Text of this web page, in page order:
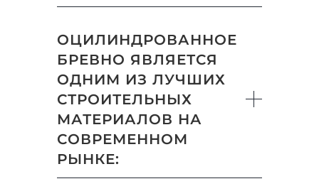
ОЦИЛИНДРОВАННОЕ
БРЕВНО ЯВЛЯЕТСЯ
ОДНИМ ИЗ ЛУЧШИХ
СТРОИТЕЛЬНЫХ
МАТЕРИАЛОВ НА
СОВРЕМЕННОМ
РЫНКЕ: